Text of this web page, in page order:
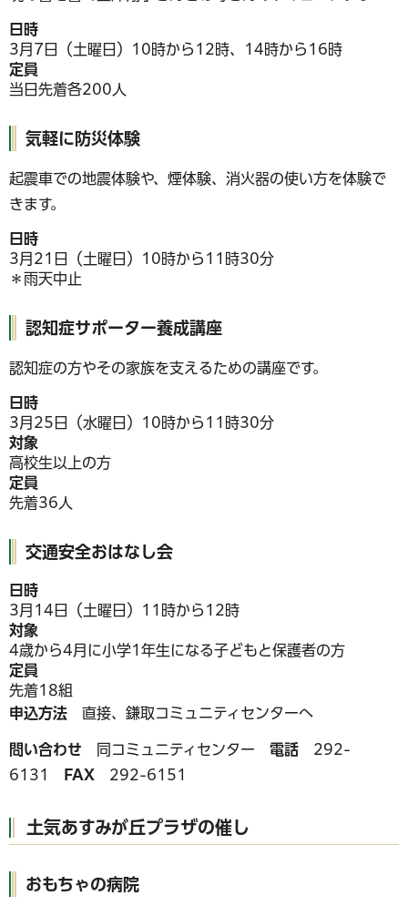
日時
3月7日（土曜日）10時から12時、14時から16時
定員
当日先着各200人
気軽に防災体験
起震車での地震体験や、煙体験、消火器の使い方を体験で
きます。
日時
3月21日（土曜日）10時から11時30分
＊雨天中止
認知症サポーター養成講座
認知症の方やその家族を支えるための講座です。
日時
3月25日（水曜日）10時から11時30分
対象
高校生以上の方
定員
先着36人
交通安全おはなし会
日時
3月14日（土曜日）11時から12時
対象
4歳から4月に小学1年生になる子どもと保護者の方
定員
先着18組
申込方法 直接、鎌取コミュニティセンターへ
問い合わせ 同コミュニティセンター 電話 292-
6131
FAX 292-6151
土気あすみが丘プラザの催し
おもちゃの病院